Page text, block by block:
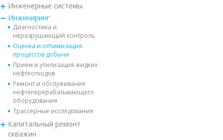
Инженерные системы
Инжиниринг
Диагностика и
неразрушающий контроль
Оценка и оптимизация
процессов добычи
Прием и утилизация жидких
нефтеотходов
Ремонт и обслуживание
нефтеперерабатывающего
оборудования
Трассерные исследования
Капитальный ремонт
скважин